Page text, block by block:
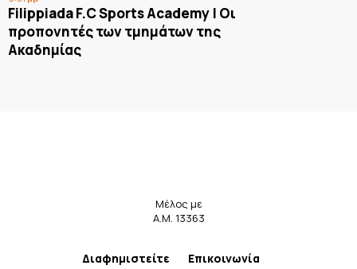
Filippiada F.C Sports Academy | Οι
προπονητές των τμημάτων της
Ακαδημίας
Μέλος με
Α.Μ. 13363
Διαφημιστείτε Επικοινωνία